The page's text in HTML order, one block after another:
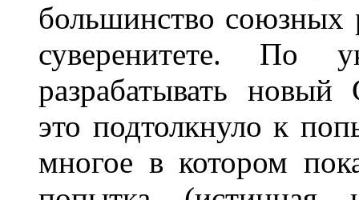
большинство союзных
суверенитете. По
разрабатывать
это подтолкнуло к
многое в котором